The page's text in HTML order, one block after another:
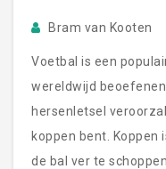
Bram van Kooten
Voetbal is een
wereldwijd
hersenletsel
koppen bent. Koppen
de bal ver te